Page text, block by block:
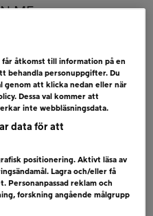
ME
VI SKA ALDRIG GÅ
– MY UNIVERSE
MORE
BREATH
WALKING
åtkomst till information på en
behandla personuppgifter. Du
genom att klicka nedan eller när
Dessa val kommer att
inte webbläsningsdata.
data för att
positionering. Aktivt läsa av
Lagra och/eller få
Personanpassad reklam och
forskning angående målgrupp